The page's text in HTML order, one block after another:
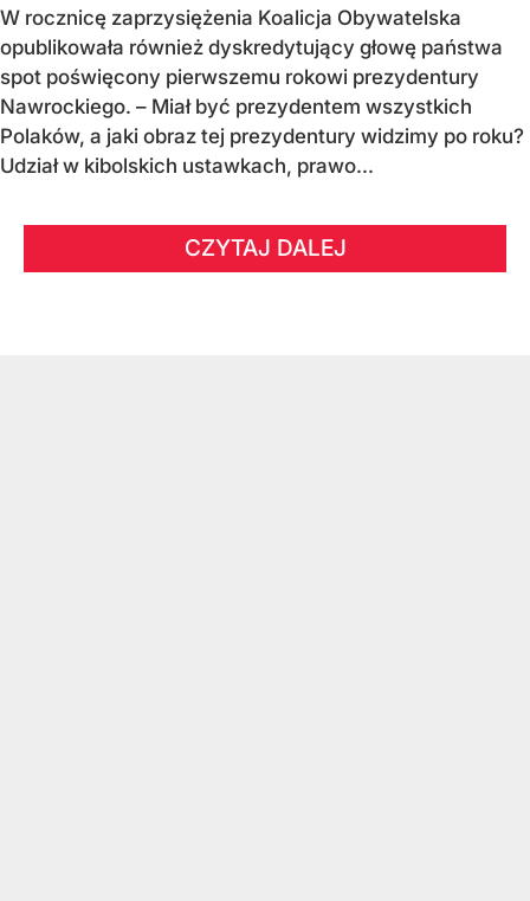
W rocznicę zaprzysiężenia Koalicja Obywatelska
opublikowała również dyskredytujący głowę państwa
spot poświęcony pierwszemu rokowi prezydentury
Nawrockiego. – Miał być prezydentem wszystkich
Polaków, a jaki obraz tej prezydentury widzimy po roku?
Udział w kibolskich ustawkach, prawo...
CZYTAJ DALEJ